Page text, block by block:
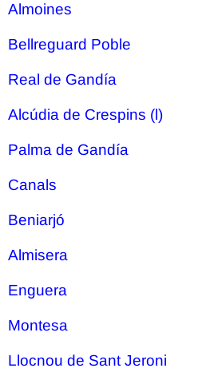
Almoines
Bellreguard Poble
Real de Gandía
Alcúdia de Crespins (l)
Palma de Gandía
Canals
Beniarjó
Almisera
Enguera
Montesa
Llocnou de Sant Jeroni